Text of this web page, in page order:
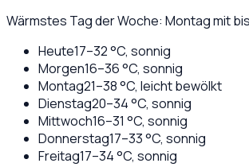
Wärmstes Tag der Woche: Montag mit
Heute17–32°C, sonnig
Morgen16–36°C, sonnig
Montag21–38°C, leicht bewölkt
Dienstag20–34°C, sonnig
Mittwoch16–31 °C, sonnig
Donnerstag17–33°C, sonnig
Freitag17–34°C, sonnig